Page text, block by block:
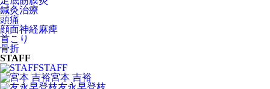
鍼灸治療
頭痛
顔面神経麻痺
首こり
骨折
STAFF
STAFF
宮本 吉裕
友永早登枝